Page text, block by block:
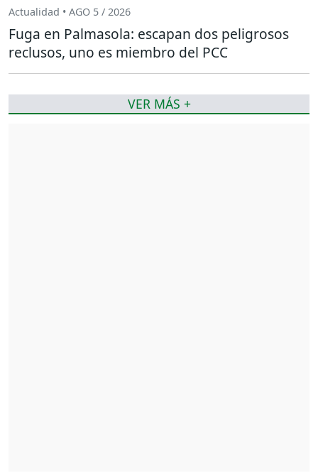
Actualidad • AGO 5 / 2026
Fuga en Palmasola: escapan dos peligrosos
reclusos, uno es miembro del PCC
VER MÁS +